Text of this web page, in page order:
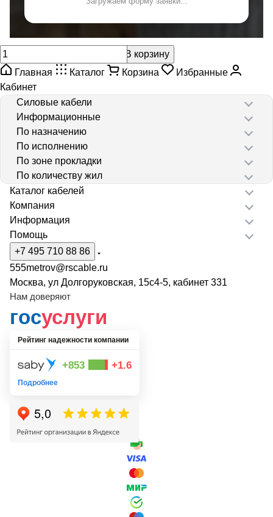
В корзину
Главная
Каталог Корзина
Избранные
Кабинет
Силовые кабели
Информационные
По назначению
По исполнению
По зоне прокладки
По количеству жил
Каталог кабелей
Компания
Информация
Помощь
+7 495 710 88 86
555metrov@rscable.ru
Москва, ул Долгоруковская, 15с4-5, кабинет 331
Нам доверяют
госуслуги
Рейтинг надежности компании
+853 +1.6
Подробнее